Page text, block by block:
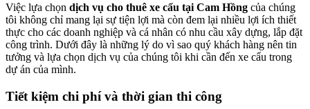
Việc lựa chọn dịch vụ cho thuê xe cẩu tại Cam Hồng của chúng
tôi không chỉ mang lại sự tiện lợi mà còn đem lại nhiều lợi ích thiết
thực cho các doanh nghiệp và cá nhân có nhu cầu xây dựng, lắp đặt
công trình. Dưới đây là những lý do vì sao quý khách hàng nên tin
tưởng và lựa chọn dịch vụ của chúng tôi khi cần đến xe cẩu trong
dự án của mình.
Tiết kiệm chi phí và thời gian thi công